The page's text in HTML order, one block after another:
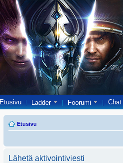
Etusivu Ladder Foorumi Chat
Etusivu
Lähetä aktivointiviesti